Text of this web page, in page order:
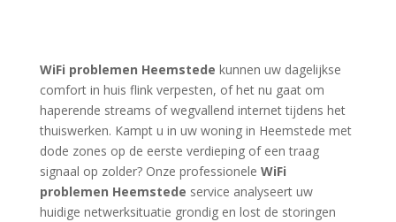
WiFi problemen Heemstede kunnen uw dagelijkse
comfort in huis flink verpesten, of het nu gaat om
haperende streams of wegvallend internet tijdens het
thuiswerken. Kampt u in uw woning in Heemstede met
dode zones op de eerste verdieping of een traag
signaal op zolder? Onze professionele WiFi
problemen Heemstede service analyseert uw
huidige netwerksituatie grondig en lost de storingen